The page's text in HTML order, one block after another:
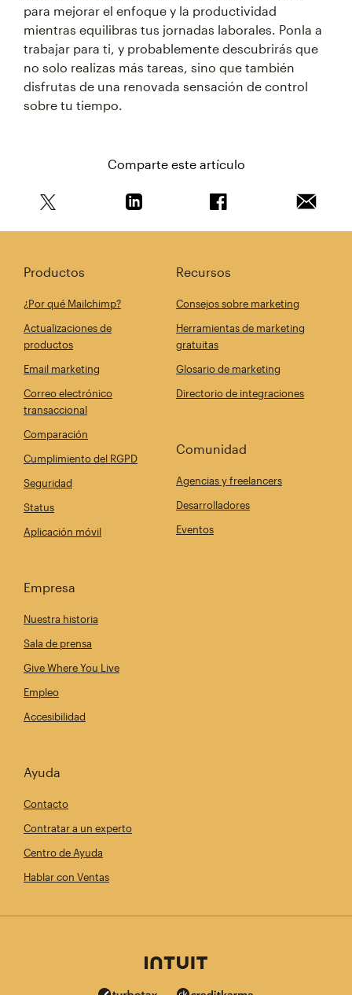
para mejorar el enfoque y la productividad
mientras equilibras tus jornadas laborales. Ponla a
trabajar para ti, y probablemente descubrirás que
no solo realizas más tareas, sino que también
disfrutas de una renovada sensación de control
sobre tu tiempo.
Comparte este artículo
Productos
¿Por qué Mailchimp?
Actualizaciones de
productos
Email marketing
Correo electrónico
transaccional
Comparación
Cumplimiento del RGPD
Seguridad
Status
Aplicación móvil
Recursos
Consejos sobre marketing
Herramientas de marketing
gratuitas
Glosario de marketing
Directorio de integraciones
Comunidad
Agencias y freelancers
Desarrolladores
Eventos
Empresa
Nuestra historia
Sala de prensa
Give Where You Live
Empleo
Accesibilidad
Ayuda
Contacto
Contratar a un experto
Centro de Ayuda
Hablar con Ventas